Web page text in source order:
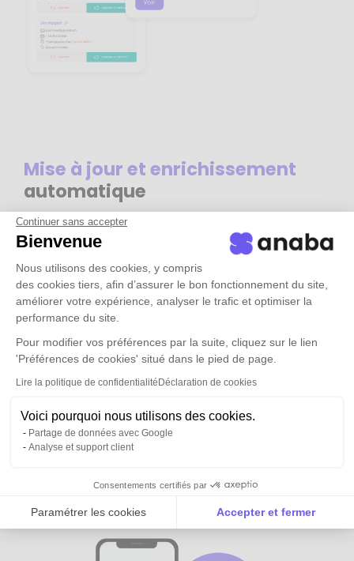
Continuer sans accepter
Bienvenue
Nous utilisons des cookies, y compris
des cookies tiers, afin d’assurer le bon fonctionnement du site,
améliorer votre expérience, analyser le trafic et optimiser la
performance du site.
Pour modifier vos préférences par la suite, cliquez sur le lien
'Préférences de cookies' situé dans le pied de page.
Lire la politique de confidentialitéDéclaration de cookies
Voici pourquoi nous utilisons des cookies.
Partage de données avec Google
Analyse et support client
Consentements certifiés par
Paramétrer les cookies Accepter et fermer
Axeptio consent
Plateforme de Gestion du Consentement :
Mise à jour et enrichissement
automatique
équipesdisponibles partout